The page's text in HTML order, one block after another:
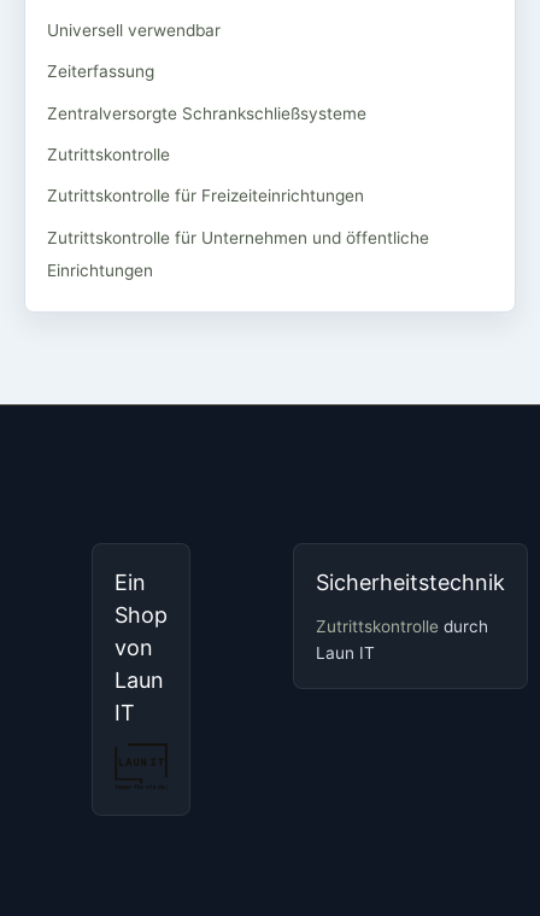
Universell verwendbar
Zeiterfassung
Zentralversorgte Schrankschließsysteme
Zutrittskontrolle
Zutrittskontrolle für Freizeiteinrichtungen
Zutrittskontrolle für Unternehmen und öffentliche
Einrichtungen
Ein
Shop
von
Laun
IT
Sicherheitstechnik
Zutrittskontrolle durch
Laun IT